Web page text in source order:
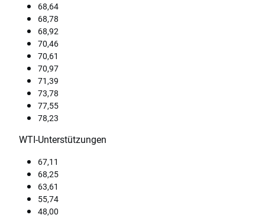
68,64
68,78
68,92
70,46
70,61
70,97
71,39
73,78
77,55
78,23
WTI-Unterstützungen
67,11
68,25
63,61
55,74
48,00